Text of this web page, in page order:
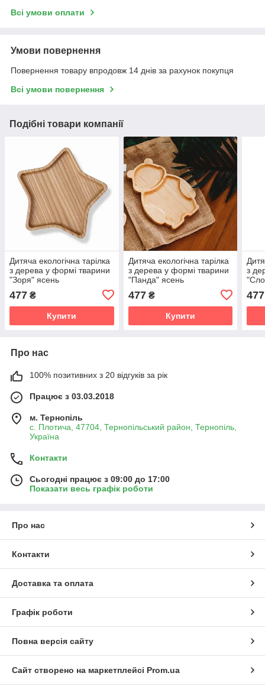
Всі умови оплати
Умови повернення
Повернення товару впродовж 14 днів за рахунок покупця
Всі умови повернення
Подібні товари компанії
Дитяча екологічна тарілка
з дерева у формі тварини
"Зоря" ясень
477 ₴
Купити
Дитяча екологічна тарілка
з дерева у формі тварини
"Панда" ясень
477₴
Купити
з
477
Про нас
100% позитивних з 20 відгуків за рік
Працює з 03.03.2018
м. Тернопіль
с. Плотича, 47704, Тернопільський район, Тернопіль,
Україна
Контакти
Сьогодні працює з 09:00 до 17:00
Показати весь графік роботи
Про нас
Контакти
Доставка та оплата
Графік роботи
Повна версія сайту
Сайт створено на маркетплейсі Prom.ua